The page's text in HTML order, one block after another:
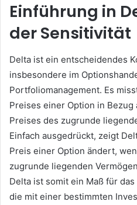
Einführung in
der Sensitivität
Delta ist ein entscheidendes
insbesondere im
Portfoliomanagement. Es
Preises einer Option in Bezug
Preises des zugrunde
Einfach ausgedrückt, zeigt
Preis einer Option ändert,
zugrunde liegenden
Delta ist somit ein Maß für
die mit einer bestimmten